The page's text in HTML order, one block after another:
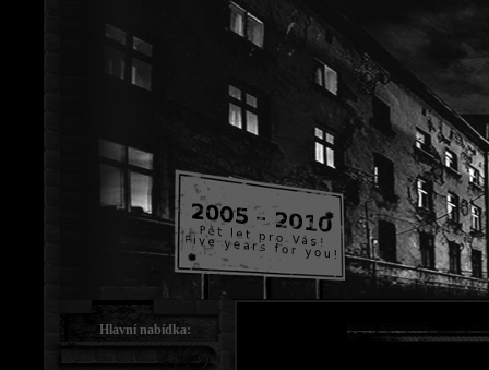
Hlavní nabídka: